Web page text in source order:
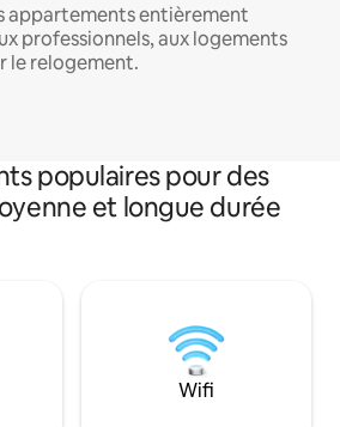
appartements entièrement
professionnels, aux logements
le relogement.
populaires pour des
et longue durée
Wifi